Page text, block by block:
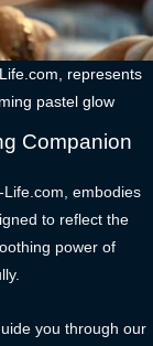
represents
pastel glow
Companion
Life.com, embodies
to reflect the
power of
you through our